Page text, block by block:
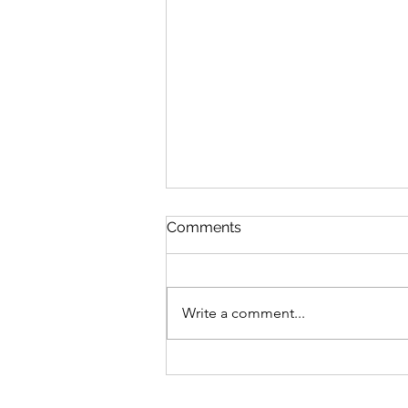
CGN TV 케이티 파우스트 인
연하여 인터뷰를 하였습니다 (13분
37초 이후 부터 ) 30편 뉴스이슈, 스
Comments
Write a comment...